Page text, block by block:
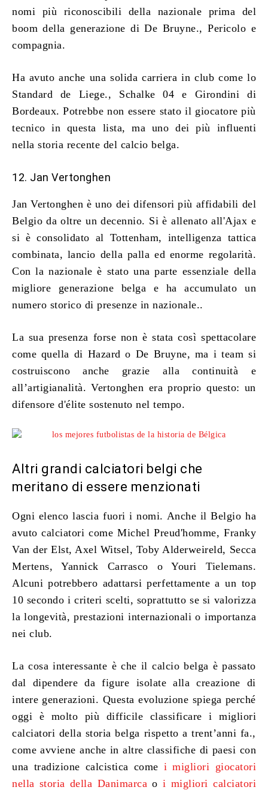
nomi più riconoscibili della nazionale prima del
boom della generazione di De Bruyne., Pericolo e
compagnia.
Ha avuto anche una solida carriera in club come lo
Standard de Liege., Schalke 04 e Girondini di
Bordeaux. Potrebbe non essere stato il giocatore più
tecnico in questa lista, ma uno dei più influenti
nella storia recente del calcio belga.
12. Jan Vertonghen
Jan Vertonghen è uno dei difensori più affidabili del
Belgio da oltre un decennio. Si è allenato all'Ajax e
si è consolidato al Tottenham, intelligenza tattica
combinata, lancio della palla ed enorme regolarità.
Con la nazionale è stato una parte essenziale della
migliore generazione belga e ha accumulato un
numero storico di presenze in nazionale..
La sua presenza forse non è stata così spettacolare
come quella di Hazard o De Bruyne, ma i team si
costruiscono anche grazie alla continuità e
all’artigianalità. Vertonghen era proprio questo: un
difensore d'élite sostenuto nel tempo.
Altri grandi calciatori belgi che
meritano di essere menzionati
Ogni elenco lascia fuori i nomi. Anche il Belgio ha
avuto calciatori comeMichel Preud'homme, Franky
Van der Elst, Axel Witsel, Toby Alderweireld, Secca
Mertens, Yannick Carrasco o Youri Tielemans.
Alcuni potrebbero adattarsi perfettamente a un top
10 secondo i criteri scelti, soprattutto se si valorizza
la longevità, prestazioni internazionali o importanza
nei club.
La cosa interessante è che il calcio belga è passato
dal dipendere da figure isolate alla creazione di
intere generazioni. Questa evoluzione spiega perché
oggi è molto più difficile classificare i migliori
calciatori della storia belga rispetto a trent’anni fa.,
come avviene anche in altre classifiche di paesi con
una tradizione calcistica come i migliori giocatori
nella storia della Danimarca oi migliori calciatori